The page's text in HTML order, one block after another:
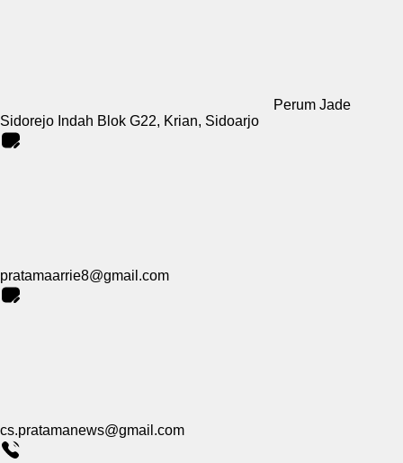
Perum Jade
Sidorejo Indah Blok G22, Krian, Sidoarjo
pratamaarrie8@gmail.com
cs.pratamanews@gmail.com